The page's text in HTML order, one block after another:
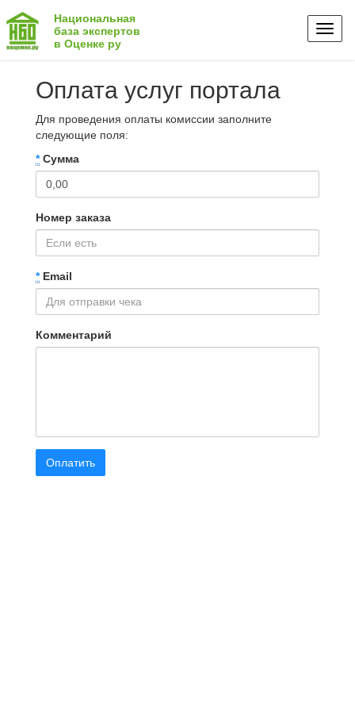
Национальная
база экспертов
в Оценке ру
Оплата услуг портала
Для проведения оплаты комиссии заполните
следующие поля:
*Сумма
Номер заказа
*Email
Комментарий